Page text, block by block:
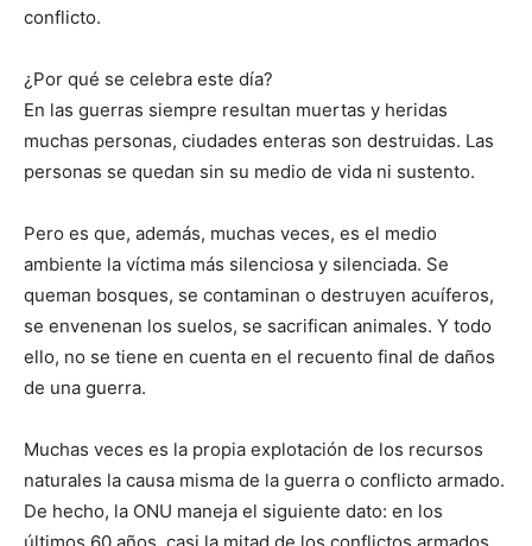
conflicto.
¿Por qué se celebra este día?
En las guerras siempre resultan muertas y heridas
muchas personas, ciudades enteras son destruidas. Las
personas se quedan sin su medio de vida ni sustento.
Pero es que, además, muchas veces, es el medio
ambiente la víctima más silenciosa y silenciada. Se
queman bosques, se contaminan o destruyen acuíferos,
se envenenan los suelos, se sacrifican animales. Y todo
ello, no se tiene en cuenta en el recuento final de daños
de una guerra.
Muchas veces es la propia explotación de los recursos
naturales la causa misma de la guerra o conflicto armado.
De hecho, la ONU maneja el siguiente dato: en los